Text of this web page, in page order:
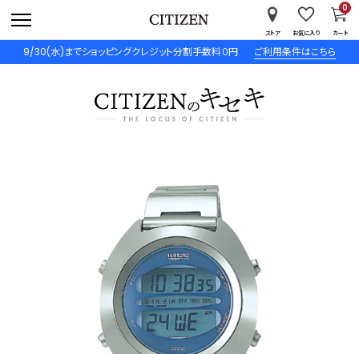
9/30(水)までショッピングクレジット分割手数料０円 ご利用条件はこちら
ストア お気に入り カート
0